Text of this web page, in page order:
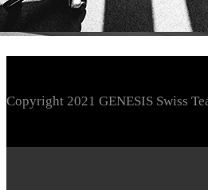
Copyright 2021 GENESIS Swiss